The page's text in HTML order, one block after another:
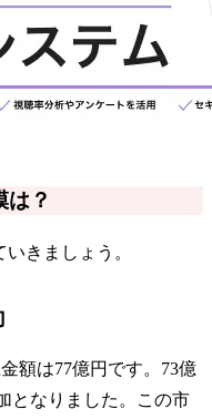
は？
きましょう。
額は77億円です。73億
となりました。この市